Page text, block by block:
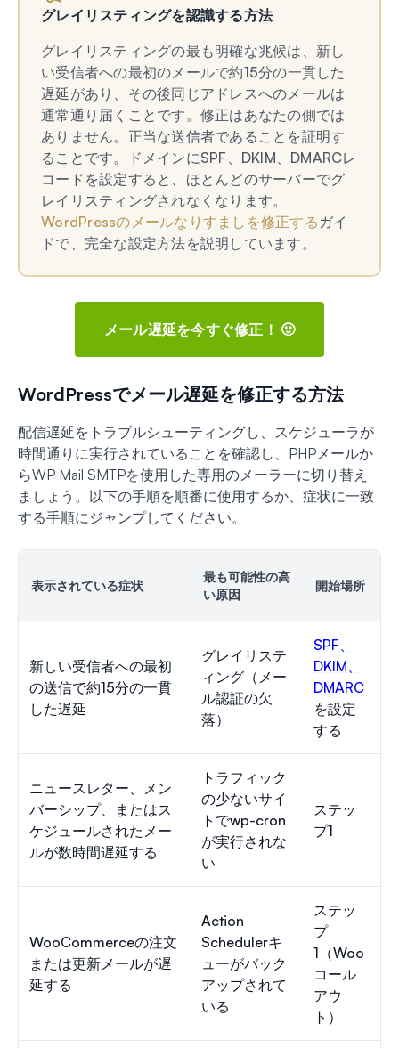
グレイリスティングを認識する方法
グレイリスティングの最も明確な兆候は、新し
い受信者への最初のメールで約15分の一貫した
遅延があり、その後同じアドレスへのメールは
通常通り届くことです。修正はあなたの側では
ありません。正当な送信者であることを証明す
ることです。ドメインにSPF、DKIM、DMARCレ
コードを設定すると、ほとんどのサーバーでグ
レイリスティングされなくなります。
WordPressのメールなりすましを修正する ガイ
ドで、完全な設定方法を説明しています。
メール遅延を今すぐ修正！ 🙂
WordPressでメール遅延を修正する方法
配信遅延をトラブルシューティングし、スケジューラが
時間通りに実行されていることを確認し、PHPメールか
らWP Mail SMTPを使用した専用のメーラーに切り替え
ましょう。以下の手順を順番に使用するか、症状に一致
する手順にジャンプしてください。
表示されている症状
最も可能性の高
い原因
開始場所
新しい受信者への最初
の送信で約15分の一貫
した遅延
グレイリステ
ィング（メー
ル認証の欠
落）
SPF、
DKIM、
DMARC
を設定
する
ニュースレター、メン
バーシップ、またはス
ケジュールされたメー
ルが数時間遅延する
トラフィック
の少ないサイ
トでwp-cron
が実行されな
い
ステッ
プ1
WooCommerceの注文
または更新メールが遅
延する
Action
Schedulerキ
ューがバック
アップされて
いる
ステッ
プ
1（Woo
コール
アウ
ト）